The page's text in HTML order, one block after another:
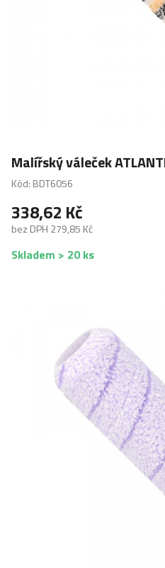
Malířský váleček
Kód: BDT6056
338,62 Kč
bez DPH 279,85 Kč
Skladem > 20 ks